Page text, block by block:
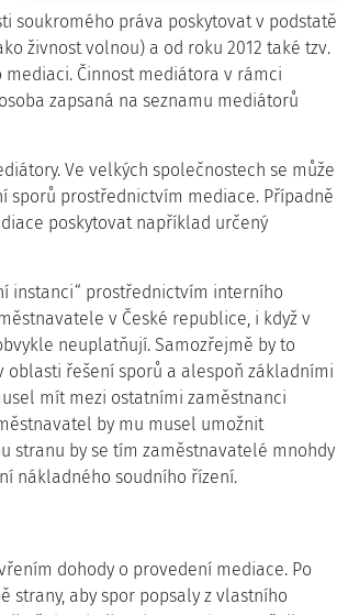
soukromého práva poskytovat v podstatě
živnost volnou) a od roku 2012 také tzv.
mediaci. Činnost mediátora v rámci
zapsaná na seznamu mediátorů
Ve velkých společnostech se může
sporů prostřednictvím mediace. Případně
poskytovat například určený
instanci“ prostřednictvím interního
v České republice, i když v
neuplatňují. Samozřejmě by to
oblasti řešení sporů a alespoň základními
mít mezi ostatními zaměstnanci
by mu musel umožnit
stranu by se tím zaměstnavatelé mnohdy
nákladného soudního řízení.
dohody o provedení mediace. Po
strany, aby spor popsaly z vlastního